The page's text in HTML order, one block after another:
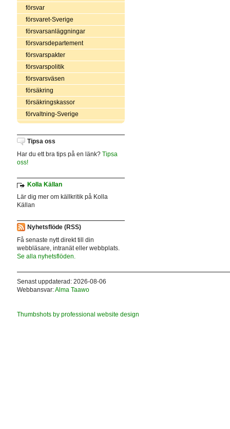
försvar
försvaret-Sverige
försvarsanläggningar
försvarsdepartement
försvarspakter
försvarspolitik
försvarsväsen
försäkring
försäkringskassor
förvaltning-Sverige
Tipsa oss
Har du ett bra tips på en länk? Tipsa
oss!
Kolla Källan
Lär dig mer om källkritik på Kolla
Källan
Nyhetsflöde (RSS)
Få senaste nytt direkt till din
webbläsare, intranät eller webbplats.
Se alla nyhetsflöden.
Senast uppdaterad: 2026-08-06
Webbansvar:Alma Taawo
Thumbshots by professional website design